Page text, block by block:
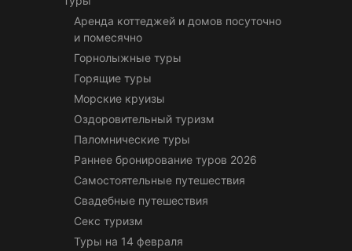
Аренда коттеджей и домов посуточно
и помесячно
Горнолыжные туры
Горящие туры
Морские круизы
Оздоровительный туризм
Паломнические туры
Раннее бронирование туров 2026
Самостоятельные путешествия
Свадебные путешествия
Секс туризм
Туры на 14 февраля